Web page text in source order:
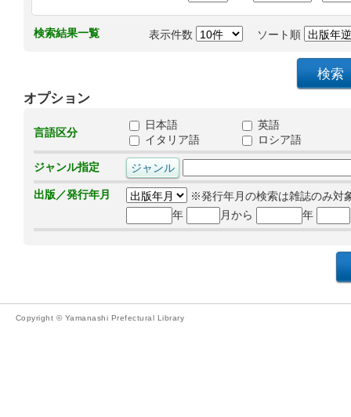
検索結果一覧 表示件数 ソート順
オプション
言語区分
日本語
英語
イタリア語
ロシア語
ジャンル指定
出版／発行年月
※発行年月の検索は雑誌のみ対
年
月から 年
Copyright © Yamanashi Prefectural Library